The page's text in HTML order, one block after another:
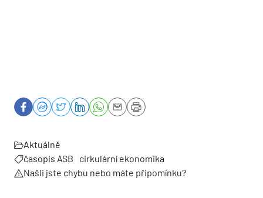
Aktuálně
časopis ASB
cirkulární ekonomika
Našli jste chybu nebo máte připomínku?